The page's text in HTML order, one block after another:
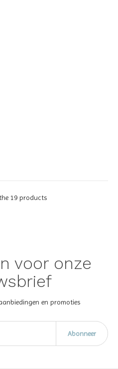
19 products
voor onze
en promoties
Abonneer